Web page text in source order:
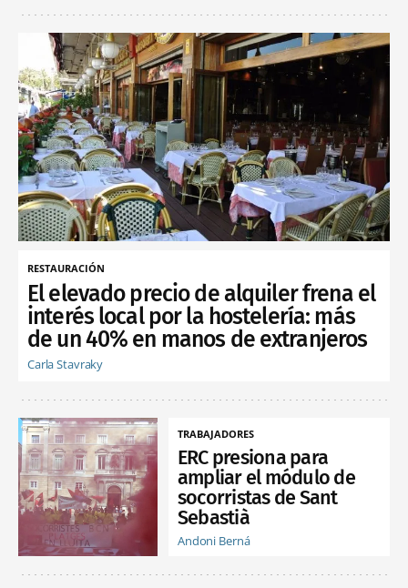
RESTAURACIÓN
El elevado precio de alquiler frena el
interés local por la hostelería: más
de un 40% en manos de extranjeros
Carla Stavraky
TRABAJADORES
ERC presiona para
ampliar el módulo de
socorristas de Sant
Sebastià
Andoni Berná